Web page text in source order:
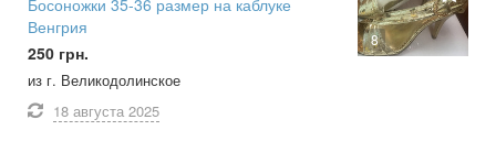
8
Венгрия
250 грн.
из г. Великодолинское
18 августа 2025